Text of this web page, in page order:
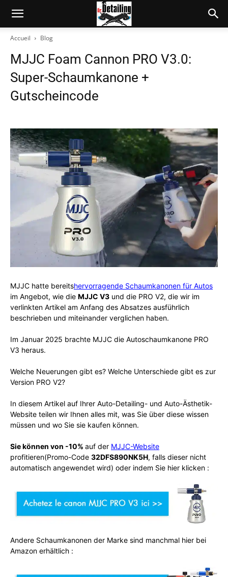
Accueil Blog
MJJC Foam Cannon PRO V3.0:
Super-Schaumkanone +
Gutscheincode
MJJC hatte bereitshervorragende Schaumkanonen für Autos
im Angebot, wie die MJJC V3 und die PRO V2, die wir im
verlinkten Artikel am Anfang des Absatzes ausführlich
beschrieben und miteinander verglichen haben.
Im Januar 2025 brachte MJJC die Autoschaumkanone PRO
V3 heraus.
Welche Neuerungen gibt es? Welche Unterschiede gibt es zur
Version PRO V2?
In diesem Artikel auf Ihrer Auto-Detailing- und Auto-Ästhetik-
Website teilen wir Ihnen alles mit, was Sie über diese wissen
müssen und wo Sie sie kaufen können.
Sie können von -10% auf der MJJC-Website
profitieren(Promo-Code 32DFS890NK5H, falls dieser nicht
automatisch angewendet wird) oder indem Sie hier klicken :
Andere Schaumkanonen der Marke sind manchmal hier bei
Amazon erhältlich :